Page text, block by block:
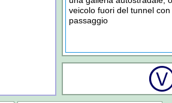
veicolo fuori del tunnel
passaggio